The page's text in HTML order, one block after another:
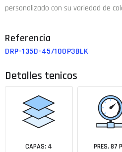
personalizado con su variedad de
DRP-135D-45/100P3BLK
Detalles tenicos
CAPAS: 4 PRES. 87